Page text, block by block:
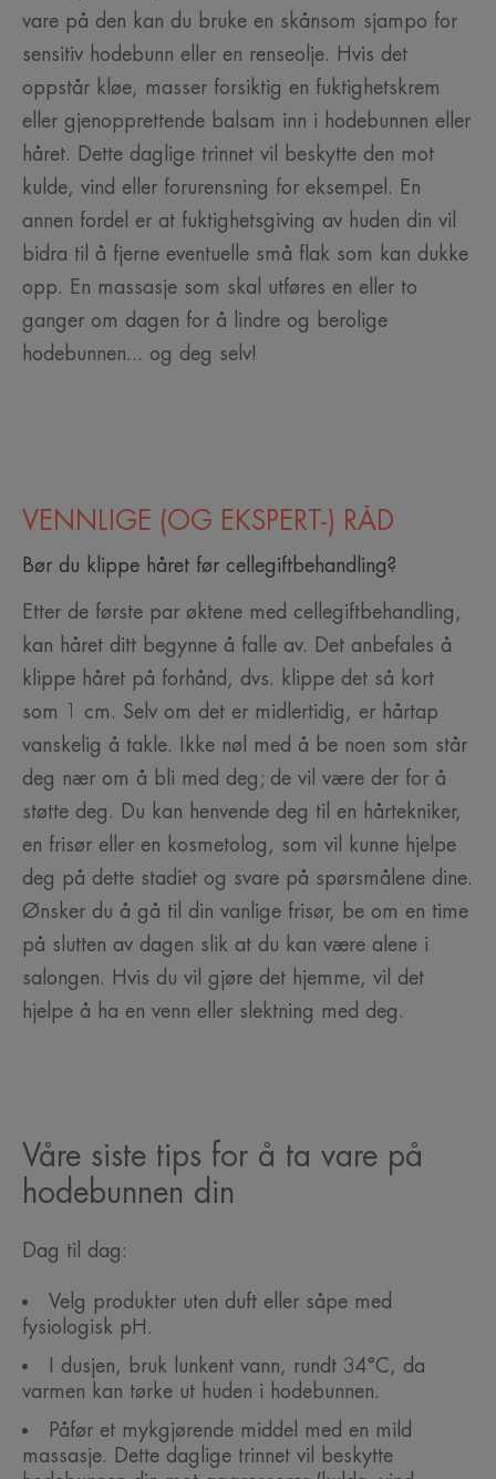
vare på den kan du bruke en skånsom sjampo for
sensitiv hodebunn eller en renseolje. Hvis det
oppstår kløe, masser forsiktig en fuktighetskrem
eller gjenopprettende balsam inn i hodebunnen eller
håret. Dette daglige trinnet vil beskytte den mot
kulde, vind eller forurensning for eksempel. En
annen fordel er at fuktighetsgiving av huden din vil
bidra til å fjerne eventuelle små flak som kan dukke
opp. En massasje som skal utføres en eller to
ganger om dagen for å lindre og berolige
hodebunnen... og deg selv!
VENNLIGE (OG EKSPERT-) RÅD
Bør du klippe håret før cellegiftbehandling?
Etter de første par øktene med cellegiftbehandling,
kan håret ditt begynne å falle av. Det anbefales å
klippe håret på forhånd, dvs. klippe det så kort
som 1 cm. Selv om det er midlertidig, er hårtap
vanskelig å takle. Ikke nøl med å be noen som står
deg nær om å bli med deg; de vil være der for å
støtte deg. Du kan henvende deg til en hårtekniker,
en frisør eller en kosmetolog, som vil kunne hjelpe
deg på dette stadiet og svare på spørsmålene dine.
Ønsker du å gå til din vanlige frisør, be om en time
på slutten av dagen slik at du kan være alene i
salongen. Hvis du vil gjøre det hjemme, vil det
hjelpe å ha en venn eller slektning med deg.
Våre siste tips for å ta vare på
hodebunnen din
Dag til dag:
Velg produkter uten duft eller såpe med
fysiologisk pH.
I dusjen, bruk lunkent vann, rundt 34°C, da
varmen kan tørke ut huden i hodebunnen.
Påfør et mykgjørende middel med en mild
massasje. Dette daglige trinnet vil beskytte